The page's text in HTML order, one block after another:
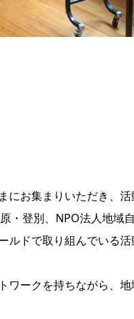
お集まりいただき、
・登別、NPO法人地域
ドで取り組んでいる
ークを持ちながら、